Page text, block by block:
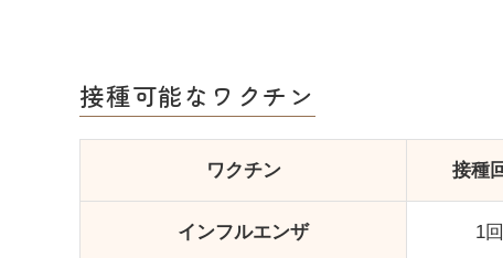
接種可能なワクチン
ワクチン 接種
インフルエンザ 1回